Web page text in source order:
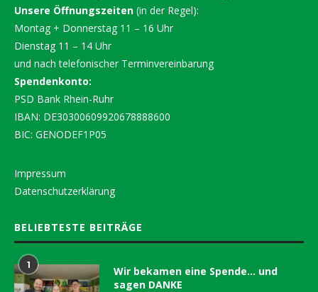
Unsere Öffnungszeiten (in der Regel):
Montag + Donnerstag 11 – 16 Uhr
Dienstag 11 – 14 Uhr
und nach telefonischer Terminvereinbarung
Spendenkonto:
PSD Bank Rhein-Ruhr
IBAN: DE30300609920678888600
BIC: GENODEF1P05
Impressum
Datenschutzerklärung
BELIEBTESTE BEITRÄGE
1
Wir bekamen eine Spende… und
sagen DANKE